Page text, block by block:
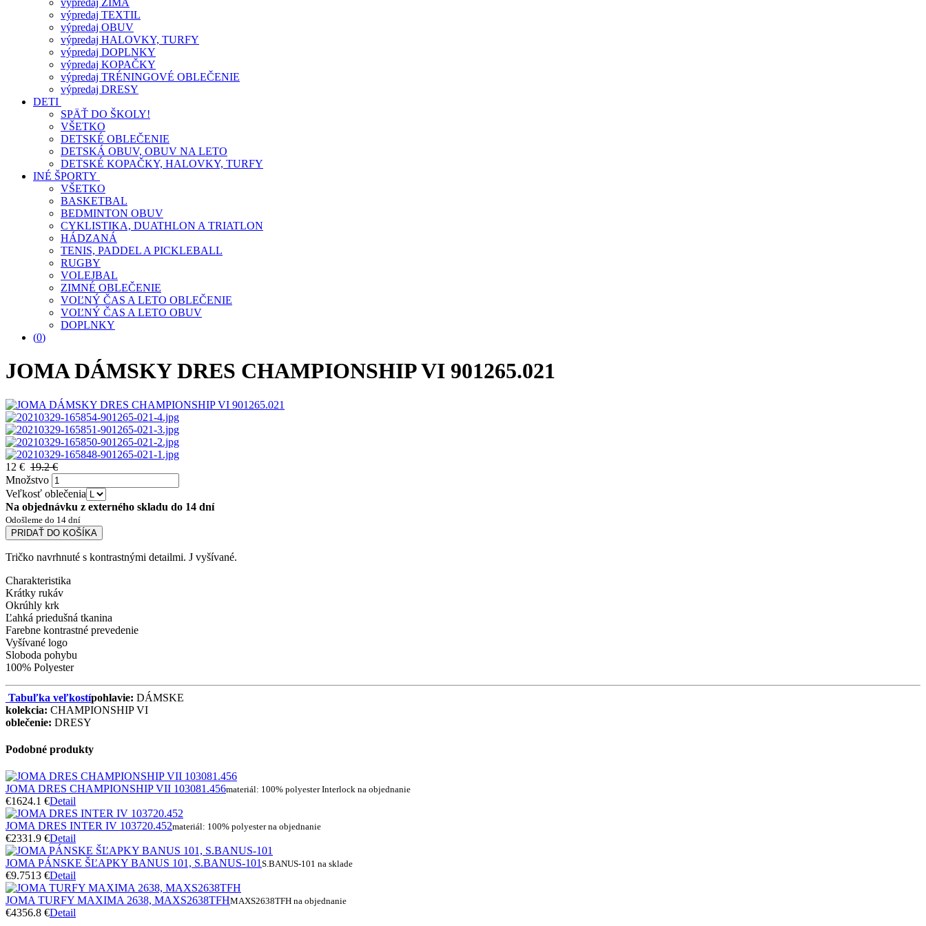
výpredaj ZIMA
výpredaj TEXTIL
výpredaj OBUV
výpredaj HALOVKY, TURFY
výpredaj DOPLNKY
výpredaj KOPAČKY
výpredaj TRÉNINGOVÉ OBLEČENIE
výpredaj DRESY
DETI
SPÄŤ DO ŠKOLY!
VŠETKO
DETSKÉ OBLEČENIE
DETSKÁ OBUV, OBUV NA LETO
DETSKÉ KOPAČKY, HALOVKY, TURFY
INÉ ŠPORTY
VŠETKO
BASKETBAL
BEDMINTON OBUV
CYKLISTIKA, DUATHLON A TRIATLON
HÁDZANÁ
TENIS, PADDEL A PICKLEBALL
RUGBY
VOLEJBAL
ZIMNÉ OBLEČENIE
VOĽNÝ ČAS A LETO OBLEČENIE
VOĽNÝ ČAS A LETO OBUV
DOPLNKY
(0)
JOMA DÁMSKY DRES CHAMPIONSHIP VI 901265.021
12 € 19.2 €
Množstvo
Veľkosť oblečenia
Na objednávku z externého skladu do 14 dní
Odošleme do 14 dní
PRIDAŤ DO KOŠÍKA
Tričko navrhnuté s kontrastnými detailmi. J vyšívané.
Charakteristika
Krátky rukáv
Okrúhly krk
Ľahká priedušná tkanina
Farebne kontrastné prevedenie
Vyšívané logo
Sloboda pohybu
100% Polyester
Tabuľka veľkostípohlavie: DÁMSKE
kolekcia: CHAMPIONSHIP VI
oblečenie: DRESY
Podobné produkty
JOMA DRES CHAMPIONSHIP VII 103081.456materiál: 100% polyester Interlock na objednanie
€1624.1 €Detail
JOMA DRES INTER IV 103720.452materiál: 100% polyester na objednanie
€2331.9 €Detail
JOMA PÁNSKE ŠĽAPKY BANUS 101, S.BANUS-101S.BANUS-101 na sklade
€9.7513 €Detail
JOMA TURFY MAXIMA 2638, MAXS2638TFHMAXS2638TFH na objednanie
€4356.8 €Detail